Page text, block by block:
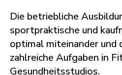
Die betriebliche
sportpraktische und
optimal miteinander und
zahlreiche Aufgaben in
Gesundheitsstudios.